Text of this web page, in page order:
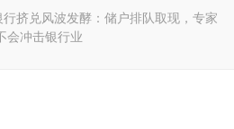
行挤兑风波发酵：储户排队取现，专家
会冲击银行业